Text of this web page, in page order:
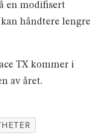
en modifisert
håndtere lengre
TX kommer i
av året.